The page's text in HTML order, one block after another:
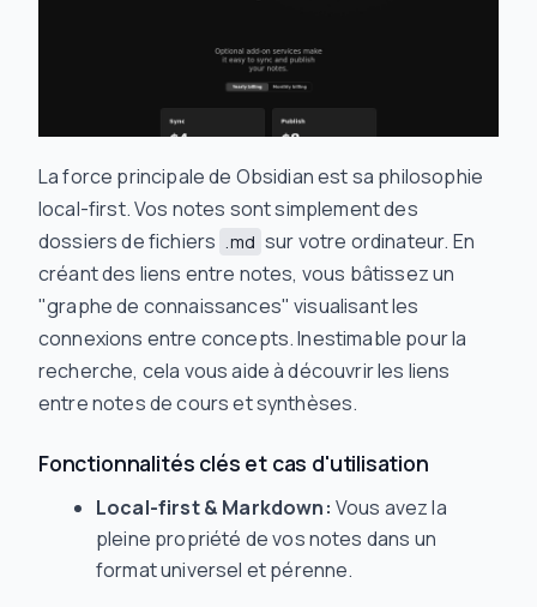
La force principale de Obsidian est sa philosophie
local-first. Vos notes sont simplement des
dossiers de fichiers .md sur votre ordinateur. En
créant des liens entre notes, vous bâtissez un
"graphe de connaissances" visualisant les
connexions entre concepts. Inestimable pour la
recherche, cela vous aide à découvrir les liens
entre notes de cours et synthèses.
Fonctionnalités clés et cas d'utilisation
Local-first & Markdown: Vous avez la
pleine propriété de vos notes dans un
format universel et pérenne.